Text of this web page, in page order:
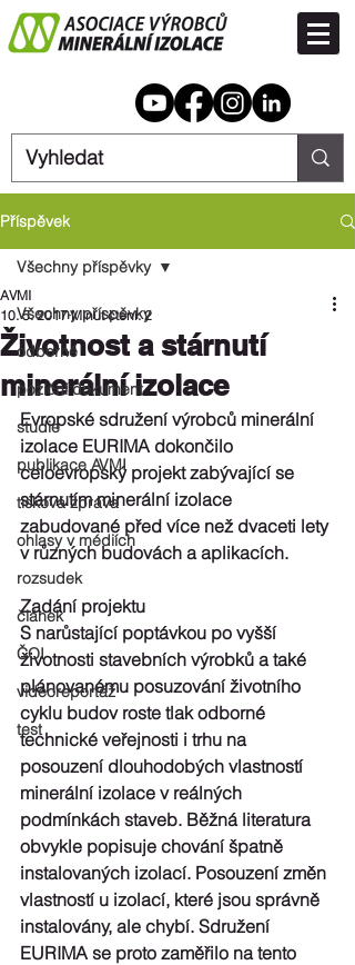
Příspěvek
Všechny příspěvky
odborné
poziční dokument
studie
publikace AVMI
tisková zpráva
ohlasy v médiích
rozsudek
článek
ČOI
videoreportáž
test
Všechny příspěvky
Životnost a stárnutí
minerální izolace
AVMI
10. 5. 2017 Minut čtení: 2
Evropské sdružení výrobců minerální
izolace EURIMA dokončilo
celoevropský projekt zabývající se
stárnutím minerální izolace
zabudované před více než dvaceti lety
v různých budovách a aplikacích.
Zadání projektu
S narůstající poptávkou po vyšší
životnosti stavebních výrobků a také
plánovanému posuzování životního
cyklu budov roste tlak odborné
technické veřejnosti i trhu na
posouzení dlouhodobých vlastností
minerální izolace v reálných
podmínkách staveb. Běžná literatura
obvykle popisuje chování špatně
instalovaných izolací. Posouzení změn
vlastností u izolací, které jsou správně
instalovány, ale chybí. Sdružení
EURIMA se proto zaměřilo na tento